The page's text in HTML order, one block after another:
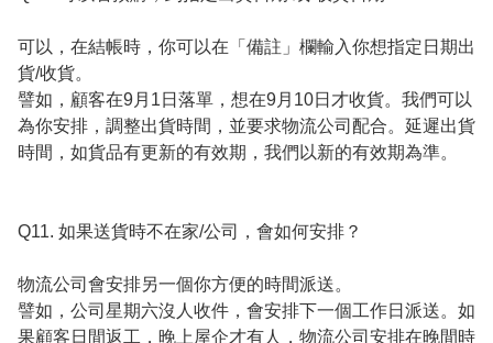
可以，在結帳時，你可以在「備註」欄輸入你想指定日期出
貨/收貨。
譬如，顧客在9月1日落單，想在9月10日才收貨。我們可以
為你安排，調整出貨時間，並要求物流公司配合。延遲出貨
時間，如貨品有更新的有效期，我們以新的有效期為準。
Q11. 如果送貨時不在家/公司，會如何安排？
物流公司會安排另一個你方便的時間派送。
譬如，公司星期六沒人收件，會安排下一個工作日派送。如
果顧客日間返工，晚上屋企才有人，物流公司安排在晚間時